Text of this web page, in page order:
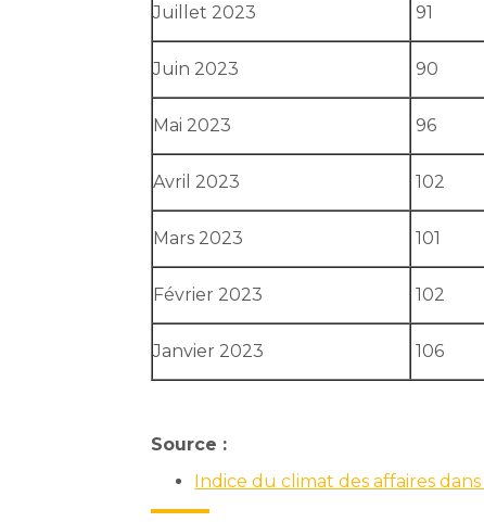
Juillet 2023 91
Juin 2023 90
Mai 2023 96
Avril 2023 102
Mars 2023 101
Février 2023 102
Janvier 2023 106
Source :
Indice du climat des affaires